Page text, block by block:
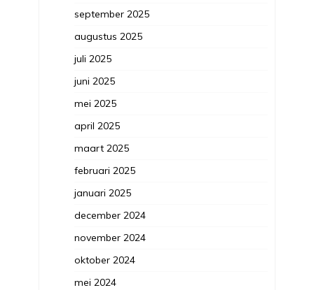
september 2025
augustus 2025
juli 2025
juni 2025
mei 2025
april 2025
maart 2025
februari 2025
januari 2025
december 2024
november 2024
oktober 2024
mei 2024